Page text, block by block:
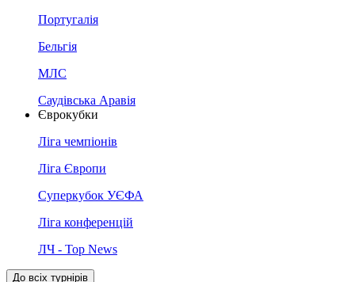
Португалія
Бельгія
МЛС
Саудівська Аравія
Єврокубки
Ліга чемпіонів
Ліга Європи
Суперкубок УЄФА
Ліга конференцій
ЛЧ - Top News
До всіх турнірів